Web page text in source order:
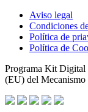
Aviso legal
Condiciones
Política de
Política de
Programa Kit Digital
(EU) del Mecanismo